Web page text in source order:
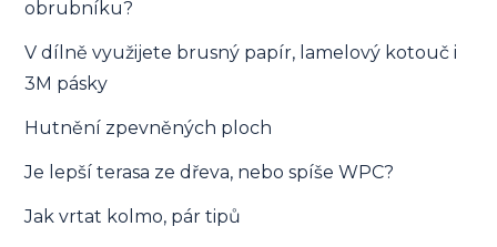
obrubníku?
V dílně využijete brusný papír, lamelový kotouč i
3M pásky
Hutnění zpevněných ploch
Je lepší terasa ze dřeva, nebo spíše WPC?
Jak vrtat kolmo, pár tipů